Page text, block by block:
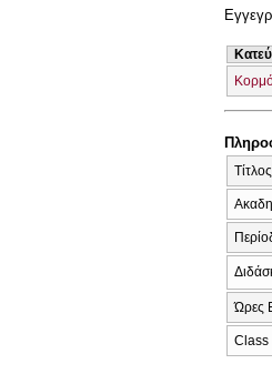
Τίτλος
Ώρες
Class